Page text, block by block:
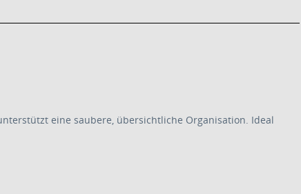
eine saubere, übersichtliche Organisation. Ideal